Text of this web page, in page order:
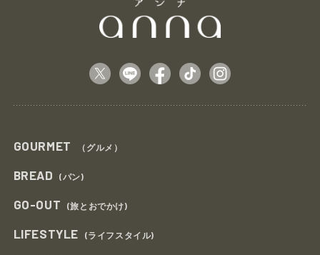
GOURMET （グルメ）
BREAD (パン)
GO-OUT (旅とおでかけ)
LIFESTYLE (ライフスタイル)